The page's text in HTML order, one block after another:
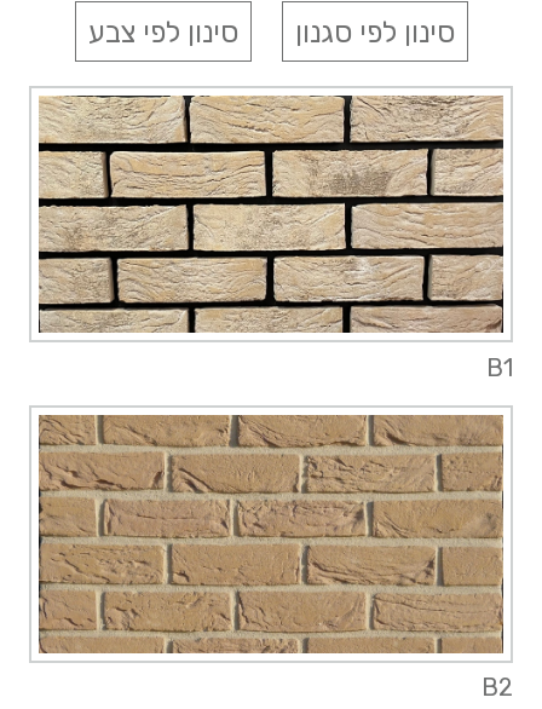
סינון לפי סגנון סינון לפי צבע
B1
B2